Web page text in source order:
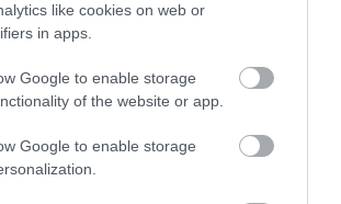
like cookies on web or
in apps.
Google to enable storage
of the website or app.
Google to enable storage